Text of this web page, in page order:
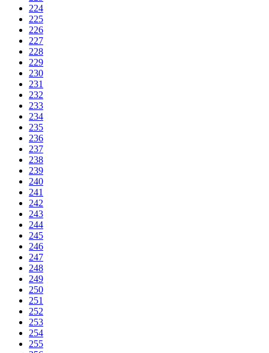
224
225
226
227
228
229
230
231
232
233
234
235
236
237
238
239
240
241
242
243
244
245
246
247
248
249
250
251
252
253
254
255